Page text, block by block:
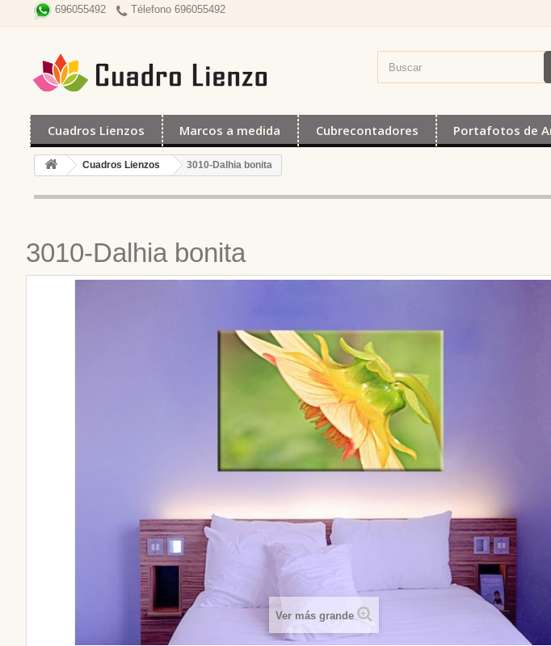
696055492 Télefono 696055492
Cuadros Lienzos Marcos a medida Cubrecontadores Portafotos de
Cuadros Lienzos 3010-Dalhia bonita
3010-Dalhia bonita
Ver más grande